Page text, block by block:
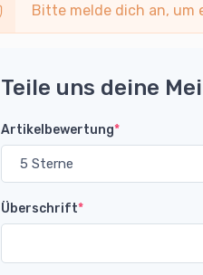
Bitte melde dich an, um
Teile uns deine
Artikelbewertung*
Überschrift*